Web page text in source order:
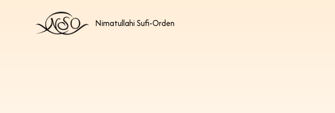
Nimatullahi Sufi-Orden